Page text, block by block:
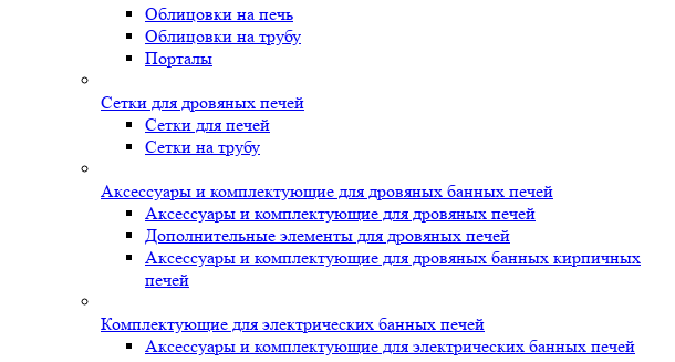
Облицовки на печь
Облицовки на трубу
Порталы
Сетки для дровяных печей
Сетки для печей
Сетки на трубу
Аксессуары и комплектующие для дровяных банных печей
Аксессуары и комплектующие для дровяных печей
Дополнительные элементы для дровяных печей
Аксессуары и комплектующие для дровяных банных кирпичных
печей
Комплектующие для электрических банных печей
Аксессуары и комплектующие для электрических банных печей